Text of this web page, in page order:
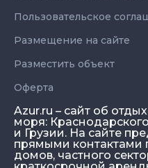
Azur.ru – сайт об
моря:
и Грузии. На сайте
прямыми контактами
домов, частного
Пользовательское
Размещение на сайте
Разместить объект
Оферта